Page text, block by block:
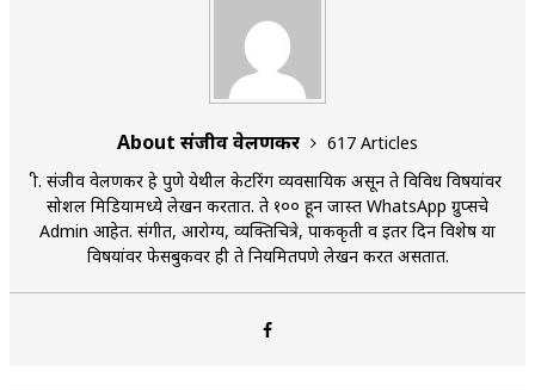
About संजीव वेलणकर
617 Articles
श्री. संजीव वेलणकर हे पुणे येथील केटरिंग व्यवसायिक असून ते विविध विषयांवर
सोशल मिडियामध्ये लेखन करतात. ते १०० हून जास्त WhatsApp ग्रुप्सचे
Admin आहेत. संगीत, आरोग्य, व्यक्तिचित्रे, पाककृती व इतर दिन विशेष या
विषयांवर फेसबुकवर ही ते नियमितपणे लेखन करत असतात.